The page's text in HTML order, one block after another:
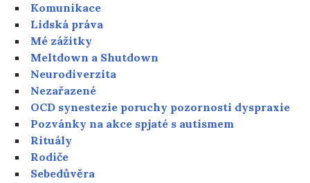
Komunikace
Lidská práva
Mé zážitky
Meltdown a Shutdown
Neurodiverzita
Nezařazené
OCD synestezie poruchy pozornosti dyspraxie
Pozvánky na akce spjaté s autismem
Rituály
Rodiče
Sebedůvěra